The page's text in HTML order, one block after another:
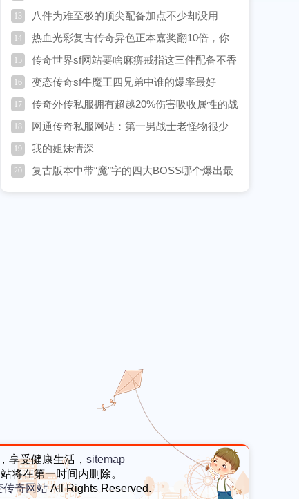
玩法
13 八件为难至极的顶尖配备加点不少却没用
14
热血光彩复古传奇异色正本嘉奖翻10倍，你
预备好了吗
15
传奇世界sf网站要啥麻痹戒指这三件配备不香
吗
16 变态传奇sf牛魔王四兄弟中谁的爆率最好
17
传奇外传私服拥有超越20%伤害吸收属性的战
士黄金套装狂雷套装
18
网通传奇私服网站：第一男战士老怪物很少
PK却独爱冲级
19 我的姐妹情深
20
复古版本中带“魔”字的四大BOSS哪个爆出最
好
享受健康生活， sitemap
将在第一时间内删除。
传奇网站All Rights Reserved.